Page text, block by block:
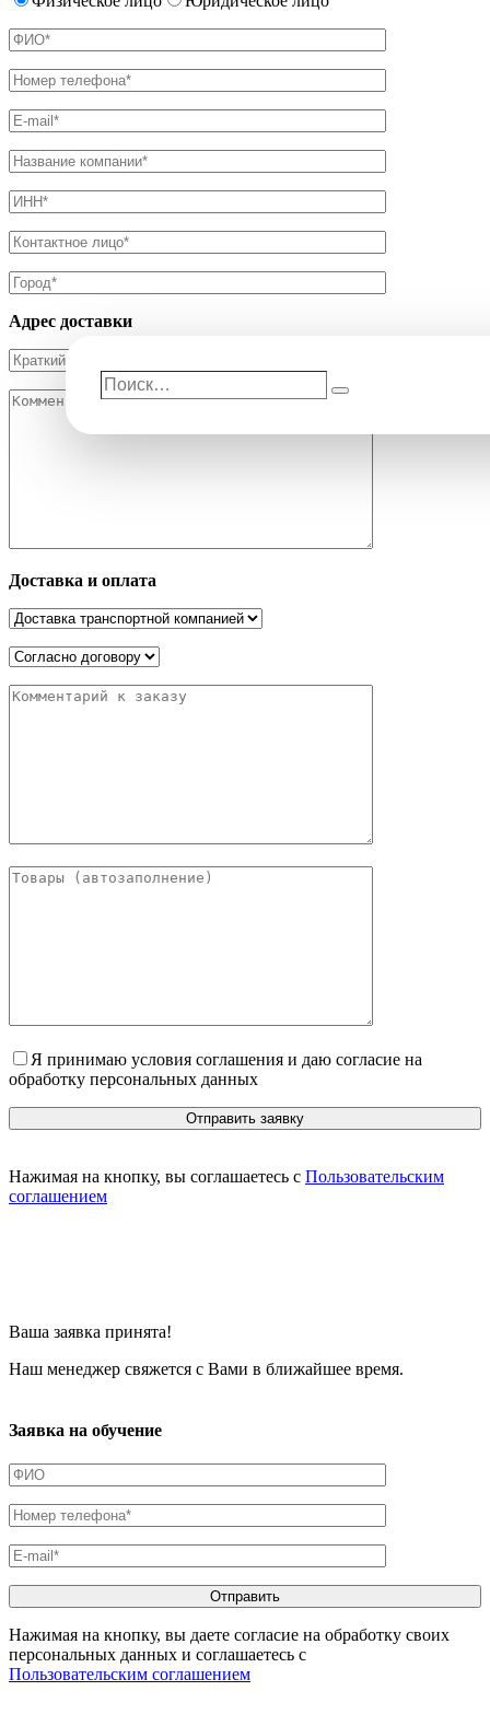
Адрес доставки
Доставка и оплата
Я принимаю условия соглашения и даю согласие на
обработку персональных данных
Нажимая на кнопку, вы соглашаетесь с Пользовательским
соглашением
Ваша заявка принята!
Наш менеджер свяжется с Вами в ближайшее время.
Заявка на обучение
Нажимая на кнопку, вы даете согласие на обработку своих
персональных данных и соглашаетесь с
Пользовательским соглашением
Поиск…
Поиск